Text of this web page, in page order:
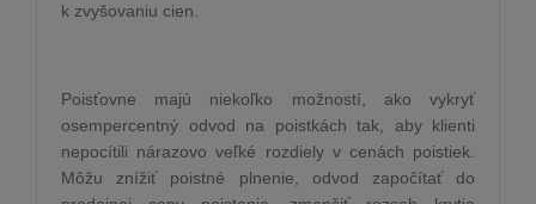
k zvyšovaniu cien.
Poisťovne majú niekoľko možností, ako vykryť
osempercentný odvod na poistkách tak, aby klienti
nepocítili nárazovo veľké rozdiely v cenách poistiek.
Môžu znížiť poistné plnenie, odvod započítať do